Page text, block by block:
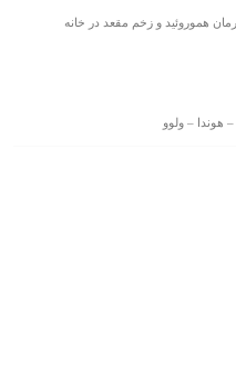
هموروئید و زخم مقعد در خانه
هوندا – ولوو